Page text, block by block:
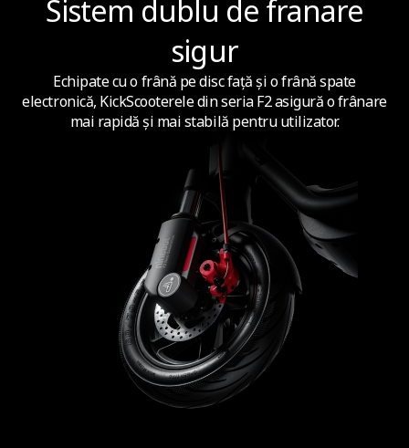
Sistem dublu de franare
sigur
Echipate cu o frână pe disc față și o frână spate
electronică, KickScooterele din seria F2 asigură o frânare
mai rapidă și mai stabilă pentru utilizator.